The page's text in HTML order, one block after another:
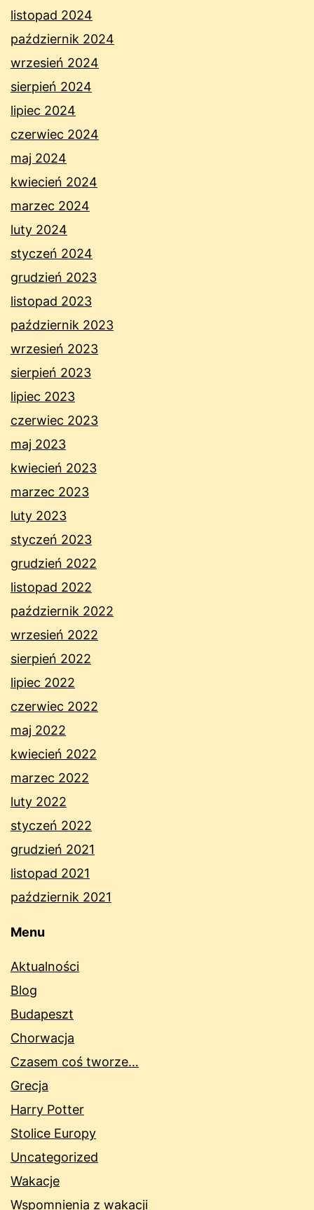
listopad 2024
październik 2024
wrzesień 2024
sierpień 2024
lipiec 2024
czerwiec 2024
maj 2024
kwiecień 2024
marzec 2024
luty 2024
styczeń 2024
grudzień 2023
listopad 2023
październik 2023
wrzesień 2023
sierpień 2023
lipiec 2023
czerwiec 2023
maj 2023
kwiecień 2023
marzec 2023
luty 2023
styczeń 2023
grudzień 2022
listopad 2022
październik 2022
wrzesień 2022
sierpień 2022
lipiec 2022
czerwiec 2022
maj 2022
kwiecień 2022
marzec 2022
luty 2022
styczeń 2022
grudzień 2021
listopad 2021
październik 2021
Menu
Aktualności
Blog
Budapeszt
Chorwacja
Czasem coś tworze…
Grecja
Harry Potter
Stolice Europy
Uncategorized
Wakacje
Wspomnienia z wakacji